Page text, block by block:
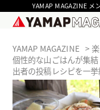
YAMAP MAGAZINE
YAMAP MAGAZINE
個性的な山ごはんが集
出者の投稿レシピを一